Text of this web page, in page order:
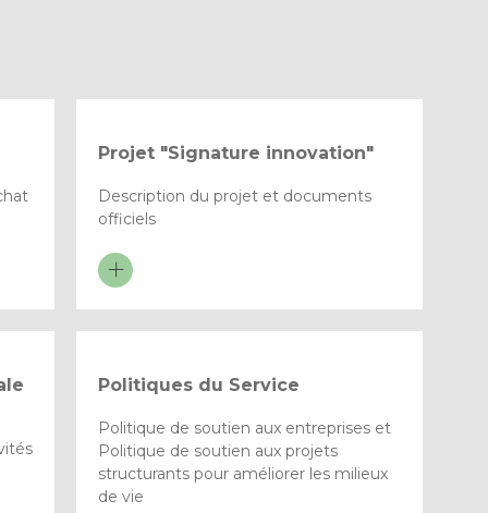
Projet "Signature innovation"
Description du projet et documents
officiels
Politiques du Service
Politique de soutien aux entreprises et
Politique de soutien aux projets
structurants pour améliorer les milieux
de vie